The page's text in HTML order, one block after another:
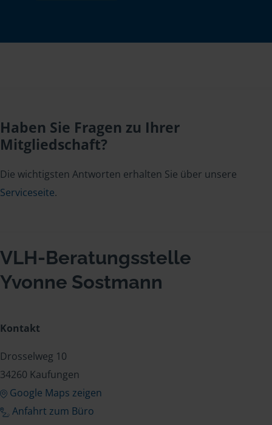
Haben Sie Fragen zu Ihrer
Mitgliedschaft?
Die wichtigsten Antworten erhalten Sie über unsere
Serviceseite.
VLH-Beratungsstelle
Yvonne Sostmann
Kontakt
Drosselweg 10
34260 Kaufungen
Google Maps zeigen
Anfahrt zum Büro